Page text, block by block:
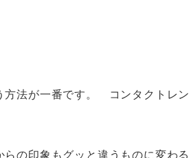
方法が一番です。 コンタクトレン
の印象もグッと違うものに変わる